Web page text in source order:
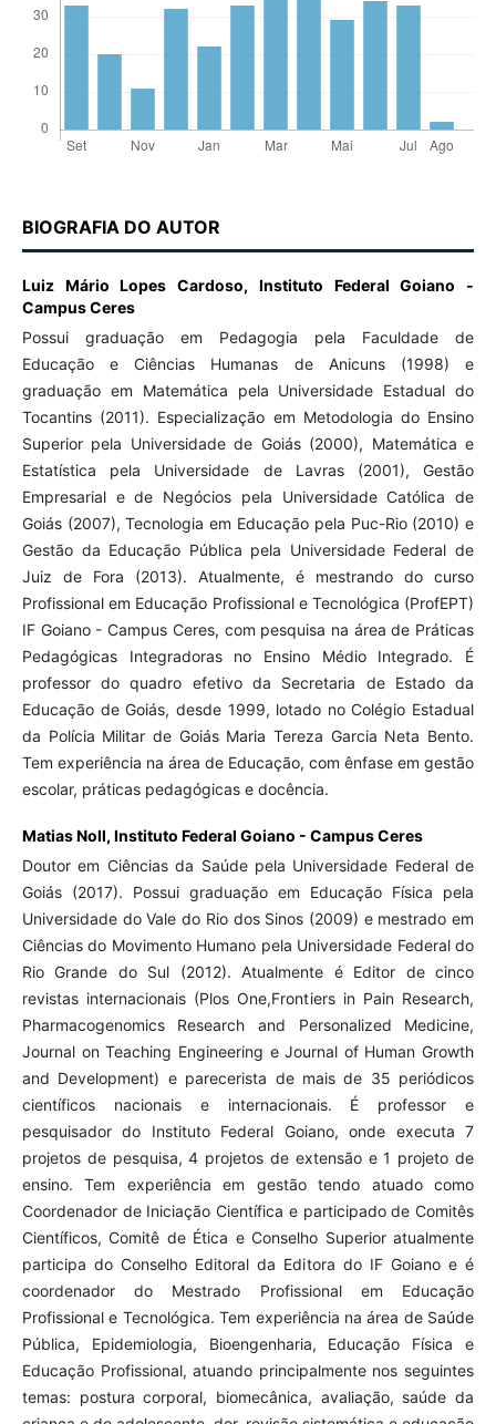
BIOGRAFIA DO AUTOR
Luiz Mário Lopes Cardoso, Instituto Federal Goiano -
Campus Ceres
Possui graduação em Pedagogia pela Faculdade de
Educação e Ciências Humanas de Anicuns (1998) e
graduação em Matemática pela Universidade Estadual do
Tocantins (2011). Especialização em Metodologia do Ensino
Superior pela Universidade de Goiás (2000), Matemática e
Estatística pela Universidade de Lavras (2001), Gestão
Empresarial e de Negócios pela Universidade Católica de
Goiás (2007), Tecnologia em Educação pela Puc-Rio (2010) e
Gestão da Educação Pública pela Universidade Federal de
Juiz de Fora (2013). Atualmente, é mestrando do curso
Profissional em Educação Profissional e Tecnológica (ProfEPT)
IF Goiano - Campus Ceres, com pesquisa na área de Práticas
Pedagógicas Integradoras no Ensino Médio Integrado. É
professor do quadro efetivo da Secretaria de Estado da
Educação de Goiás, desde 1999, lotado no Colégio Estadual
da Polícia Militar de Goiás Maria Tereza Garcia Neta Bento.
Tem experiência na área de Educação, com ênfase em gestão
escolar, práticas pedagógicas e docência.
Matias Noll, Instituto Federal Goiano - Campus Ceres
Doutor em Ciências da Saúde pela Universidade Federal de
Goiás (2017). Possui graduação em Educação Física pela
Universidade do Vale do Rio dos Sinos (2009) e mestrado em
Ciências do Movimento Humano pela Universidade Federal do
Rio Grande do Sul (2012). Atualmente é Editor de cinco
revistas internacionais (Plos One,Frontiers in Pain Research,
Pharmacogenomics Research and Personalized Medicine,
Journal on Teaching Engineering e Journal of Human Growth
and Development) e parecerista de mais de 35 periódicos
científicos nacionais e internacionais. É professor e
pesquisador do Instituto Federal Goiano, onde executa 7
projetos de pesquisa, 4 projetos de extensão e 1 projeto de
ensino. Tem experiência em gestão tendo atuado como
Coordenador de Iniciação Científica e participado de Comitês
Científicos, Comitê de Ética e Conselho Superior atualmente
participa do Conselho Editoral da Editora do IF Goiano e é
coordenador do Mestrado Profissional em Educação
Profissional e Tecnológica. Tem experiência na área de Saúde
Pública, Epidemiologia, Bioengenharia, Educação Física e
Educação Profissional, atuando principalmente nos seguintes
temas: postura corporal, biomecânica, avaliação, saúde da